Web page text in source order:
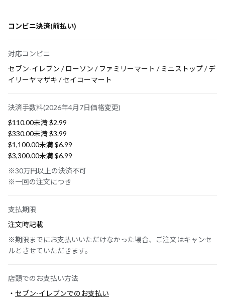
コンビニ決済(前払い)
対応コンビニ
セブン-イレブン / ローソン / ファミリーマート / ミニストップ / デ
イリーヤマザキ / セイコーマート
決済手数料(2026年4月7日価格変更)
$‌110.00未満 $‌2.99
$‌330.00未満 $‌3.99
$‌1,100.00未満 $‌6.99
$‌3,300.00未満 $‌6.99
※30万円以上の決済不可
※一回の注文につき
支払期限
注文時記載
※期限までにお支払いいただけなかった場合、ご注文はキャンセ
ルとさせていただきます。
店頭でのお支払い方法
・ セブン-イレブンでのお支払い